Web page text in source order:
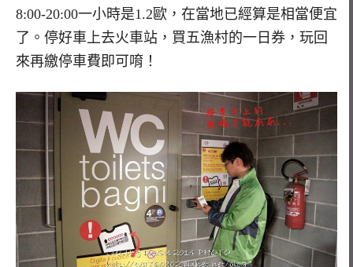
8:00-20:00一小時是1.2歐，在當地已經算是相當便宜
了。停好車上去火車站，買五漁村的一日券，玩回
來再繳停車費即可唷！